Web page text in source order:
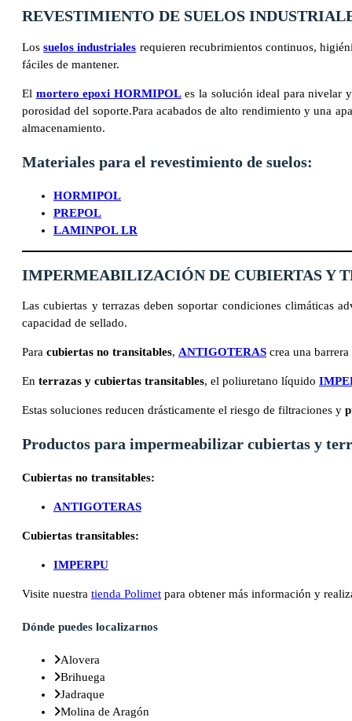
REVESTIMIENTO DE SUELOS
Lossuelos industriales requieren recubrimientos continuos,
fáciles de mantener.
El mortero epoxi HORMIPOLes la solución ideal para nivelar
porosidad del soporte.Para acabados de alto rendimiento y una
almacenamiento.
Materiales para el revestimiento de suelos:
HORMIPOL
PREPOL
LAMINPOL LR
IMPERMEABILIZACIÓN DE CUBIERTAS Y
Las cubiertas y terrazas deben soportar condiciones climáticas
capacidad de sellado.
Para cubiertas no transitables, ANTIGOTERAS crea una
En terrazas y cubiertas transitables, el poliuretano líquido
Estas soluciones reducen drásticamente el riesgo de filtraciones y
Productos para impermeabilizar cubiertas y
Cubiertas no transitables:
ANTIGOTERAS
Cubiertas transitables:
IMPERPU
Visite nuestra tienda Polimet para obtener más información y
Dónde puedes localizarnos
Alovera
Brihuega
Jadraque
Molina de Aragón